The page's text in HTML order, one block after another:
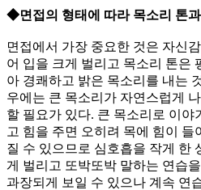
◆면접의 형태에 따라 목소리 톤
면접에서 가장 중요한 것은 자신
어 입을 크게 벌리고 목소리 톤은
아 경쾌하고 밝은 목소리를 내는
우에는 큰 목소리가 자연스럽게
할 필요가 있다. 큰 목소리로 이야
고 힘을 주면 오히려 목에 힘이 들
질 수 있으므로 심호흡을 작게 한
게 벌리고 또박또박 말하는 연습
과장되게 보일 수 있으나 계속 연